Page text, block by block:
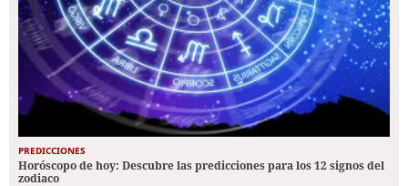
PREDICCIONES
Horóscopo de hoy: Descubre las predicciones para los 12 signos del
zodiaco